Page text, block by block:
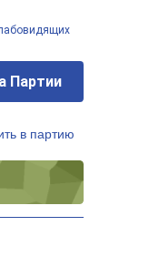
Партии
в партию